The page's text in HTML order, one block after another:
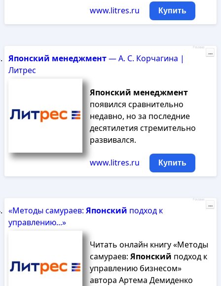
www.litres.ru Купить
Японский менеджмент— А. С. Корчагина |
Литрес
Японский менеджмент
появился сравнительно
недавно, но за последние
десятилетия стремительно
развивался.
www.litres.ru Купить
Реклама
...
«Методы самураев: Японский подход к
управлению...»
Читать онлайн книгу «Методы
самураев: Японский подход к
управлению бизнесом»
автора Артема Демиденко
Реклама
...